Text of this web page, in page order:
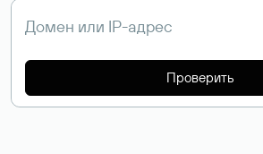
Проверить